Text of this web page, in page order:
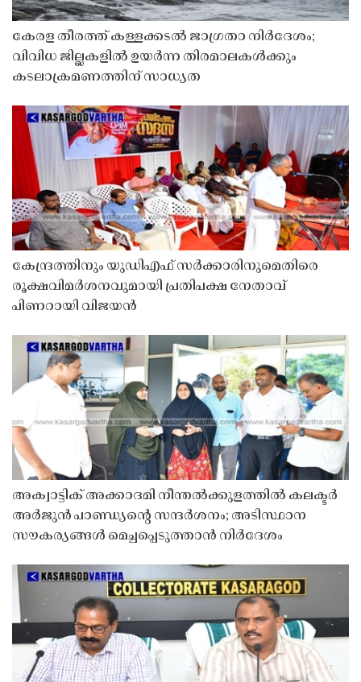
കേരള തീരത്ത് കള്ളക്കടൽ ജാഗ്രതാ നിർദേശം;
വിവിധ ജില്ലകളിൽ ഉയർന്ന തിരമാലകൾക്കും
കടലാക്രമണത്തിന് സാധ്യത
കേന്ദ്രത്തിനും യുഡിഎഫ് സർക്കാരിനുമെതിരെ
രൂക്ഷവിമർശനവുമായി പ്രതിപക്ഷ നേതാവ്
പിണറായി വിജയൻ
അക്വാട്ടിക് അക്കാദമി നീന്തൽക്കുളത്തിൽ കലക്ടർ
അർജുൻ പാണ്ഡ്യൻ്റെ സന്ദർശനം; അടിസ്ഥാന
സൗകര്യങ്ങൾ മെച്ചപ്പെടുത്താൻ നിർദേശം